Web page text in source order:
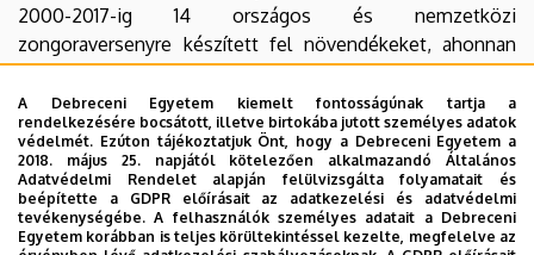
2000-2017-ig 14 országos és nemzetközi
zongoraversenyre készített fel növendékeket, ahonnan
20 díjjal tértek haza.
2011-től gyakorlatvezetői feladatokat is végez a
zeneiskolában.
2013-tól a Kodály Zoltán Zeneművészeti Szakközépiskola
és Zeneiskola - AMI zongora tanszakának vezetője.
2017-ben a DE pedagógus szakvizsgára felkészítő
szakirányú továbbképzés tehetségfejlesztő szakán
A Debreceni Egyetem kiemelt fontosságúnak tartja a
rendelkezésére bocsátott, illetve birtokába jutott személyes adatok
védelmét. Ezúton tájékoztatjuk Önt, hogy a Debreceni Egyetem a
2018. május 25. napjától kötelezően alkalmazandó Általános
Adatvédelmi Rendelet alapján felülvizsgálta folyamatait és
beépítette a GDPR előírásait az adatkezelési és adatvédelmi
tevékenységébe. A felhasználók személyes adatait a Debreceni
Egyetem korábban is teljes körültekintéssel kezelte, megfelelve az